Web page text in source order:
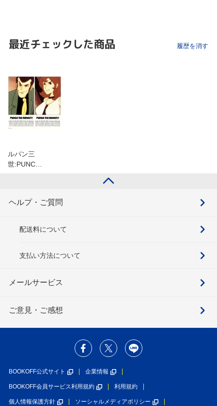
最近チェックした商品 履歴を消す
ルパン三
世:PUNC…
ヘルプ・ご質問
配送料について
支払い方法について
メールサービス
ご意見・ご感想
BOOKOFF公式サイト 企業情報
BOOKOFF会員サービス利用規約 利用規約
個人情報保護方針 ソーシャルメディアポリシー